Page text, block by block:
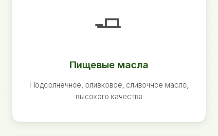
🧈
Пищевые масла
Подсолнечное, оливковое, сливочное масло,
высокого качества